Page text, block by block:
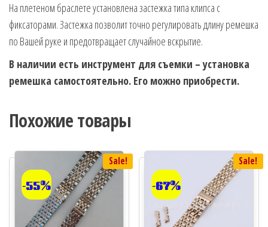
На плетеном браслете установлена застежка типа клипса с
фиксаторами. Застежка позволит точно регулировать длину ремешка
по Вашей руке и предотвращает случайное вскрытие.
В наличии есть инструмент для съемки – установка
ремешка самостоятельно. Его можно приобрести.
Похожие товары
Sale!
-55%
Sale!
-67%